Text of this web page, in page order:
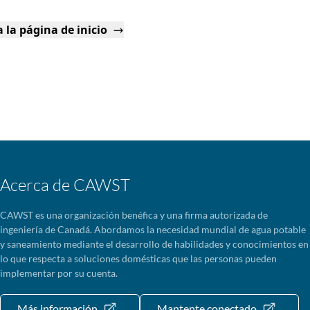
la página de inicio
Acerca de CAWST
CAWST es una organización benéfica y una firma autorizada de
ingeniería de Canadá. Abordamos la necesidad mundial de agua potable
y saneamiento mediante el desarrollo de habilidades y conocimientos en
lo que respecta a soluciones domésticas que las personas pueden
implementar por su cuenta.